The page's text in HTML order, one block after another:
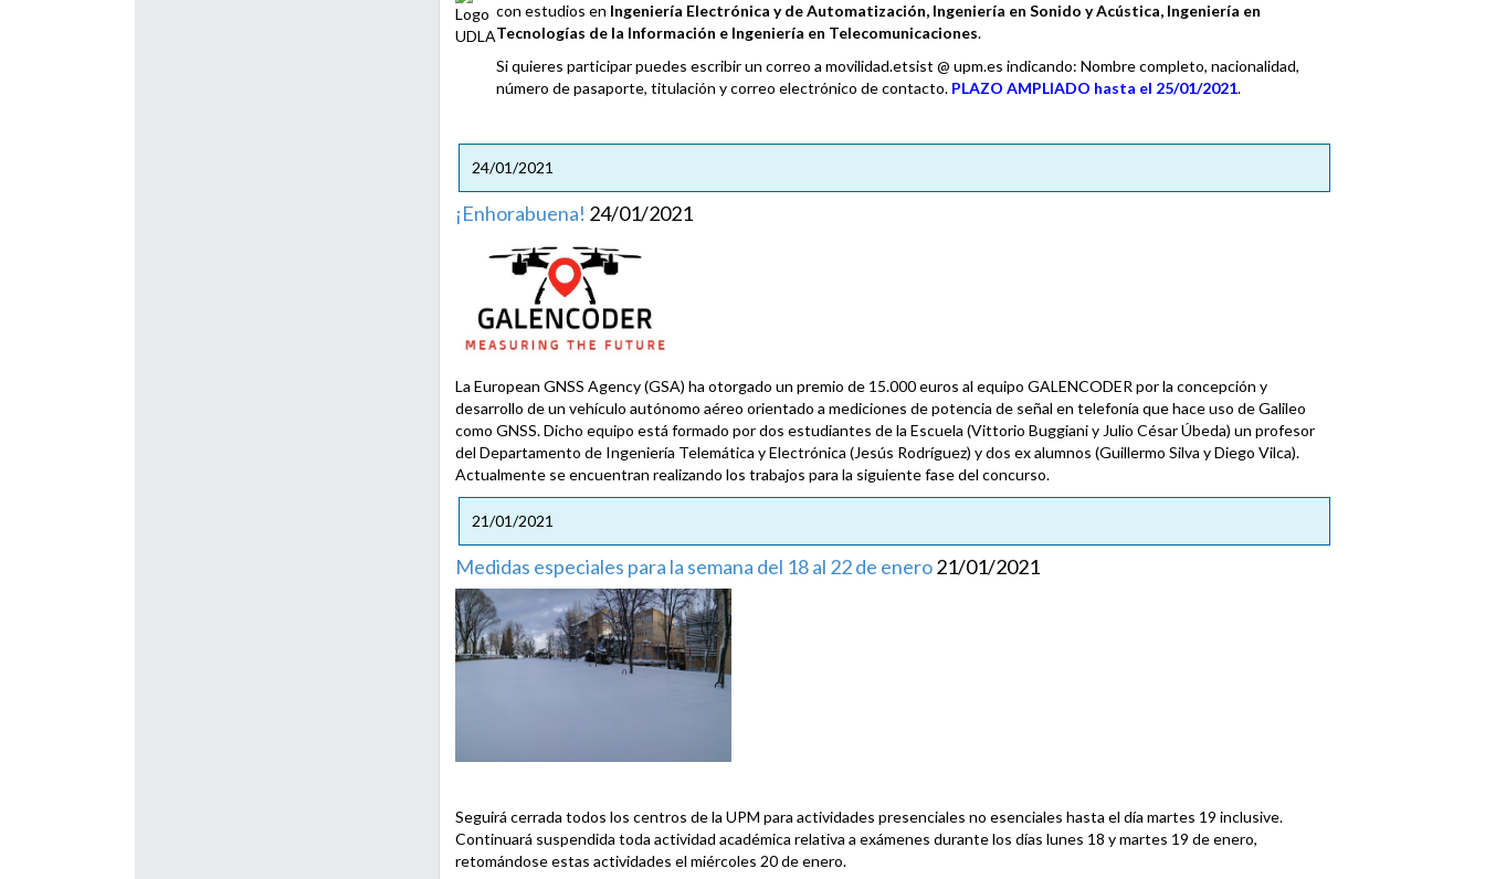
con estudios en Ingeniería Electrónica y de Automatización, Ingeniería en Sonido y Acústica, Ingeniería en
Tecnologías de la Información e Ingeniería en Telecomunicaciones.
Si quieres participar puedes escribir un correo a movilidad.etsist @ upm.es indicando: Nombre completo, nacionalidad,
número de pasaporte, titulación y correo electrónico de contacto. PLAZO AMPLIADO hasta el 25/01/2021.
24/01/2021
¡Enhorabuena! 24/01/2021
La European GNSS Agency (GSA) ha otorgado un premio de 15.000 euros al equipo GALENCODER por la concepción y
desarrollo de un vehículo autónomo aéreo orientado a mediciones de potencia de señal en telefonía que hace uso de Galileo
como GNSS. Dicho equipo está formado por dos estudiantes de la Escuela (Vittorio Buggiani y Julio César Úbeda) un profesor
del Departamento de Ingeniería Telemática y Electrónica (Jesús Rodríguez) y dos ex alumnos (Guillermo Silva y Diego Vilca).
Actualmente se encuentran realizando los trabajos para la siguiente fase del concurso.
21/01/2021
Medidas especiales para la semana del 18 al 22 de enero21/01/2021
Seguirá cerrada todos los centros de la UPM para actividades presenciales no esenciales hasta el día martes 19 inclusive.
Continuará suspendida toda actividad académica relativa a exámenes durante los días lunes 18 y martes 19 de enero,
retomándose estas actividades el miércoles 20 de enero.